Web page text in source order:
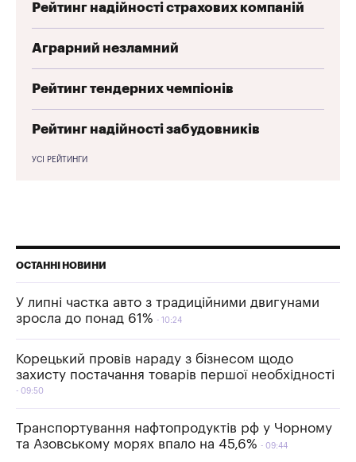
Рейтинг надійності страхових компаній
Аграрний незламний
Рейтинг тендерних чемпіонів
Рейтинг надійності забудовників
УСІ РЕЙТИНГИ
ОСТАННІ НОВИНИ
У липні частка авто з традиційними двигунами
зросла до понад 61%
10:24
Корецький провів нараду з бізнесом щодо
захисту постачання товарів першої необхідності
09:50
Транспортування нафтопродуктів рф у Чорному
та Азовському морях впало на 45,6%
09:44